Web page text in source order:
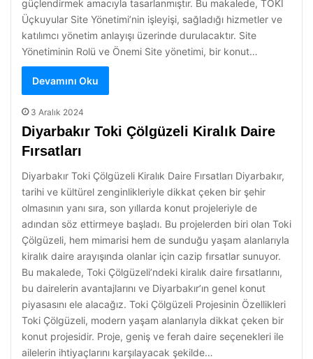
güçlendirmek amacıyla tasarlanmıştır. Bu makalede, TOKİ
Üçkuyular Site Yönetimi’nin işleyişi, sağladığı hizmetler ve
katılımcı yönetim anlayışı üzerinde durulacaktır. Site
Yönetiminin Rolü ve Önemi Site yönetimi, bir konut…
Devamını Oku
3 Aralık 2024
Diyarbakır Toki Çölgüzeli Kiralık Daire
Fırsatları
Diyarbakır Toki Çölgüzeli Kiralık Daire Fırsatları Diyarbakır,
tarihi ve kültürel zenginlikleriyle dikkat çeken bir şehir
olmasının yanı sıra, son yıllarda konut projeleriyle de
adından söz ettirmeye başladı. Bu projelerden biri olan Toki
Çölgüzeli, hem mimarisi hem de sunduğu yaşam alanlarıyla
kiralık daire arayışında olanlar için cazip fırsatlar sunuyor.
Bu makalede, Toki Çölgüzeli’ndeki kiralık daire fırsatlarını,
bu dairelerin avantajlarını ve Diyarbakır’ın genel konut
piyasasını ele alacağız. Toki Çölgüzeli Projesinin Özellikleri
Toki Çölgüzeli, modern yaşam alanlarıyla dikkat çeken bir
konut projesidir. Proje, geniş ve ferah daire seçenekleri ile
ailelerin ihtiyaçlarını karşılayacak şekilde…